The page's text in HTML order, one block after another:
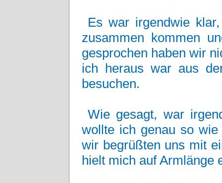
Es war irgendwie
zusammen kommen
gesprochen haben wir
ich heraus war aus
besuchen.
Wie gesagt, war
wollte ich genau so
wir begrüßten uns mit
hielt mich auf Armlänge